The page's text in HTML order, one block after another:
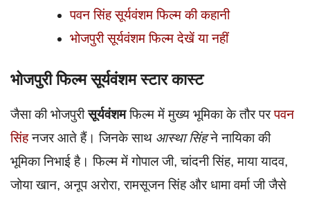
पवन सिंह सूर्यवंशम फिल्म की कहानी
भोजपुरी सूर्यवंशम फिल्म देखें या नहीं
भोजपुरी फिल्म सूर्यवंशम स्टार कास्ट
जैसा की भोजपुरीसूर्यवंशमफिल्म में मुख्य भूमिका के तौर परपवन
सिंहनजर आते हैं। जिनके साथ आस्था सिंहने नायिका की
भूमिका निभाई है। फिल्म में गोपाल जी, चांदनी सिंह, माया यादव,
जोया खान, अनूप अरोरा, रामसूजन सिंह और धामा वर्मा जी जैसे